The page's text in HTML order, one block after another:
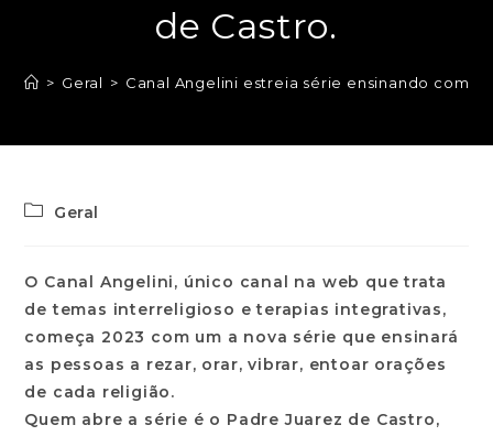
de Castro.
> Geral > Canal Angelini estreia série ensinando como
Geral
O Canal Angelini, único canal na web que trata
de temas interreligioso e terapias integrativas,
começa 2023 com um a nova série que ensinará
as pessoas a rezar, orar, vibrar, entoar orações
de cada religião.
Quem abre a série é o Padre Juarez de Castro,